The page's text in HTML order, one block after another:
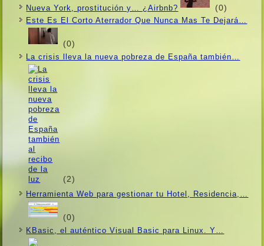
Nueva York, prostitución y… ¿Airbnb? (0)
Este Es El Corto Aterrador Que Nunca Mas Te Dejará…
(0)
La crisis lleva la nueva pobreza de España también…
(2)
Herramienta Web para gestionar tu Hotel, Residencia,…
(0)
KBasic, el auténtico Visual Basic para Linux. Y…